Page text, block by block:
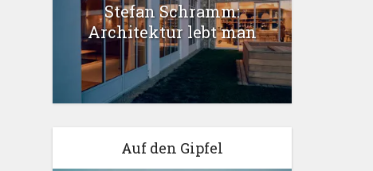
Stefan Schramm:
Architektur lebt man
Auf den Gipfel